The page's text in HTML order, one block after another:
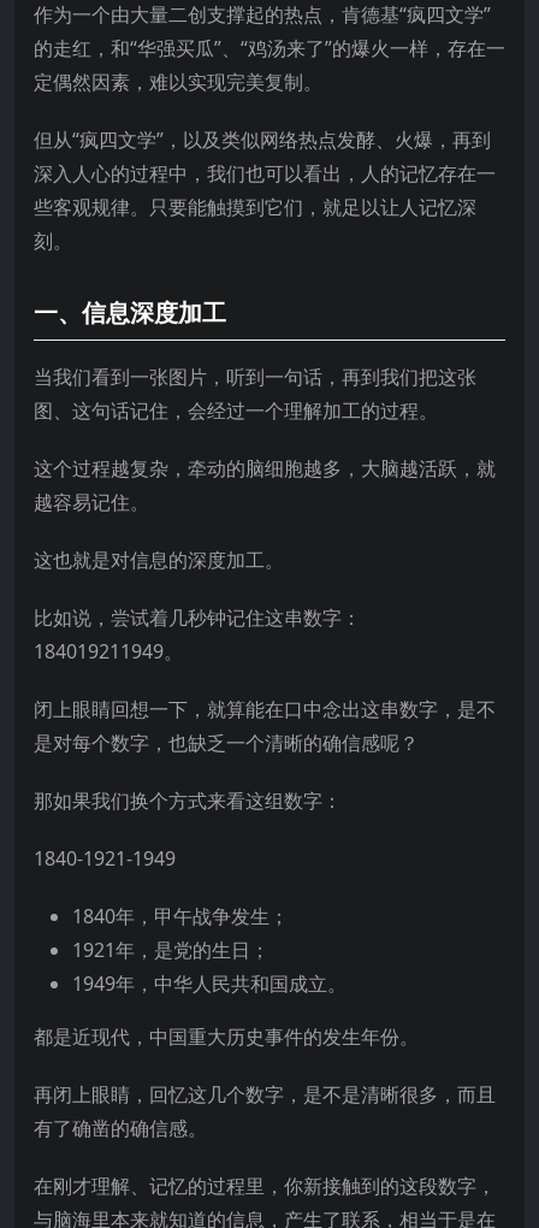
作为一个由大量二创支撑起的热点，肯德基“疯四文学”
的走红，和“华强买瓜”、“鸡汤来了”的爆火一样，存在一
定偶然因素，难以实现完美复制。
但从“疯四文学”，以及类似网络热点发酵、火爆，再到
深入人心的过程中，我们也可以看出，人的记忆存在一
些客观规律。只要能触摸到它们，就足以让人记忆深
刻。
一、信息深度加工
当我们看到一张图片，听到一句话，再到我们把这张
图、这句话记住，会经过一个理解加工的过程。
这个过程越复杂，牵动的脑细胞越多，大脑越活跃，就
越容易记住。
这也就是对信息的深度加工。
比如说，尝试着几秒钟记住这串数字：
184019211949。
闭上眼睛回想一下，就算能在口中念出这串数字，是不
是对每个数字，也缺乏一个清晰的确信感呢？
那如果我们换个方式来看这组数字：
1840-1921-1949
1840年，甲午战争发生；
1921年，是党的生日；
1949年，中华人民共和国成立。
都是近现代，中国重大历史事件的发生年份。
再闭上眼睛，回忆这几个数字，是不是清晰很多，而且
有了确凿的确信感。
在刚才理解、记忆的过程里，你新接触到的这段数字，
与脑海里本来就知道的信息，产生了联系，相当于是在